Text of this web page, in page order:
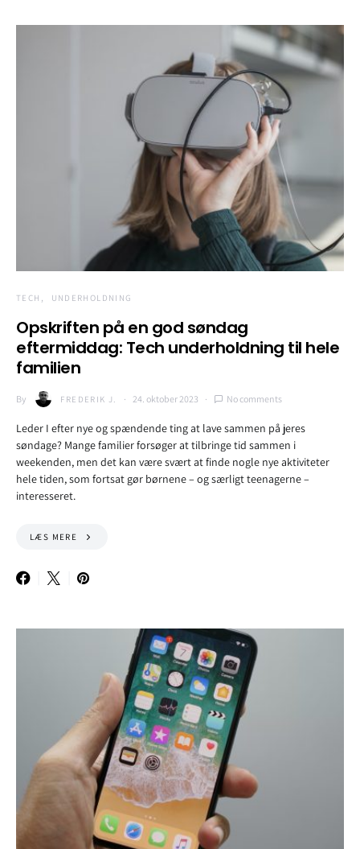
TECH UNDERHOLDNING
Opskriften på en god søndag
eftermiddag: Tech underholdning til hele
familien
By FREDERIK J. 24. oktober 2023 No comments
Leder I efter nye og spændende ting at lave sammen på jeres
søndage? Mange familier forsøger at tilbringe tid sammen i
weekenden, men det kan være svært at finde nogle nye aktiviteter
hele tiden, som fortsat gør børnene – og særligt teenagerne –
interesseret.
LÆS MERE